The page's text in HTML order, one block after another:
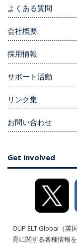
よくある質問
会社概要
採用情報
サポート活動
リンク集
お問い合わせ
Get involved
OUP ELT Global（英
育に関する各種情報